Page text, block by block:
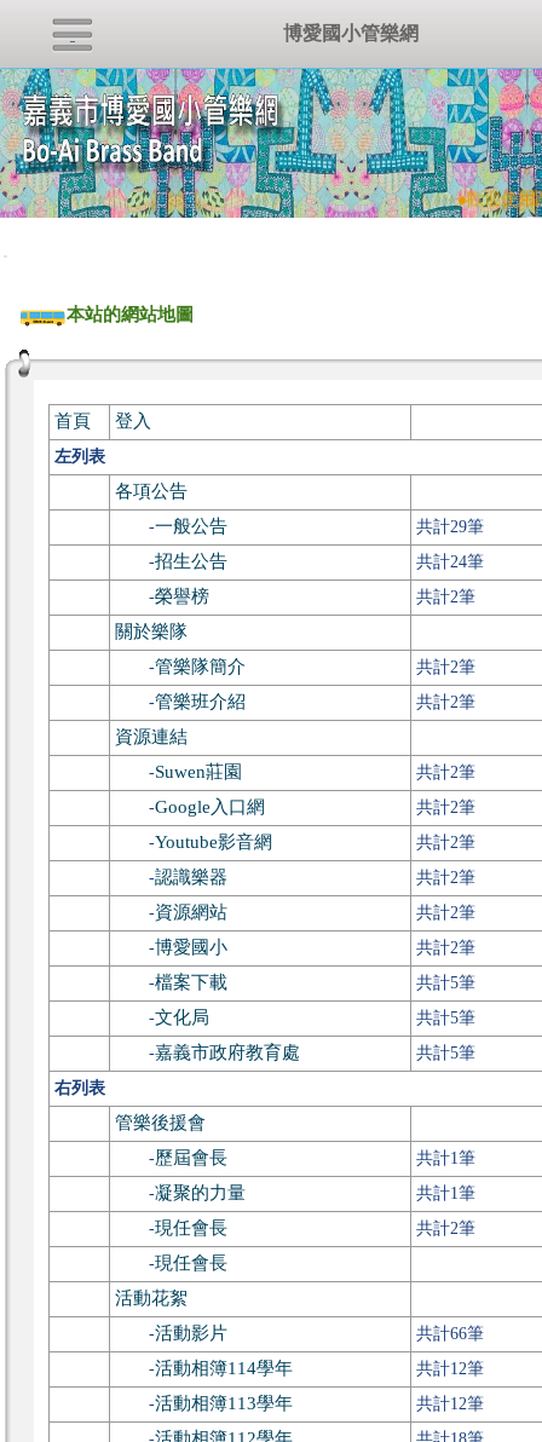
●歡迎使用
:::
本站的網站地圖
首頁 登入
左列表
各項公告
-一般公告
共計29筆
-招生公告
共計24筆
-榮譽榜 共計2筆
關於樂隊
-管樂隊簡介
共計2筆
-管樂班介紹 共計2筆
資源連結
-Suwen莊園
共計2筆
-Google入口網
共計2筆
-Youtube影音網
共計2筆
-認識樂器
共計2筆
-資源網站
共計2筆
-博愛國小
共計2筆
-檔案下載
共計5筆
-文化局
共計5筆
-嘉義市政府教育處
共計5筆
右列表
管樂後援會
-歷屆會長
共計1筆
-凝聚的力量
共計1筆
-現任會長
共計2筆
-現任會長
活動花絮
-活動影片
共計66筆
-活動相簿114學年
共計12筆
-活動相簿113學年
共計12筆
博愛國小管樂網